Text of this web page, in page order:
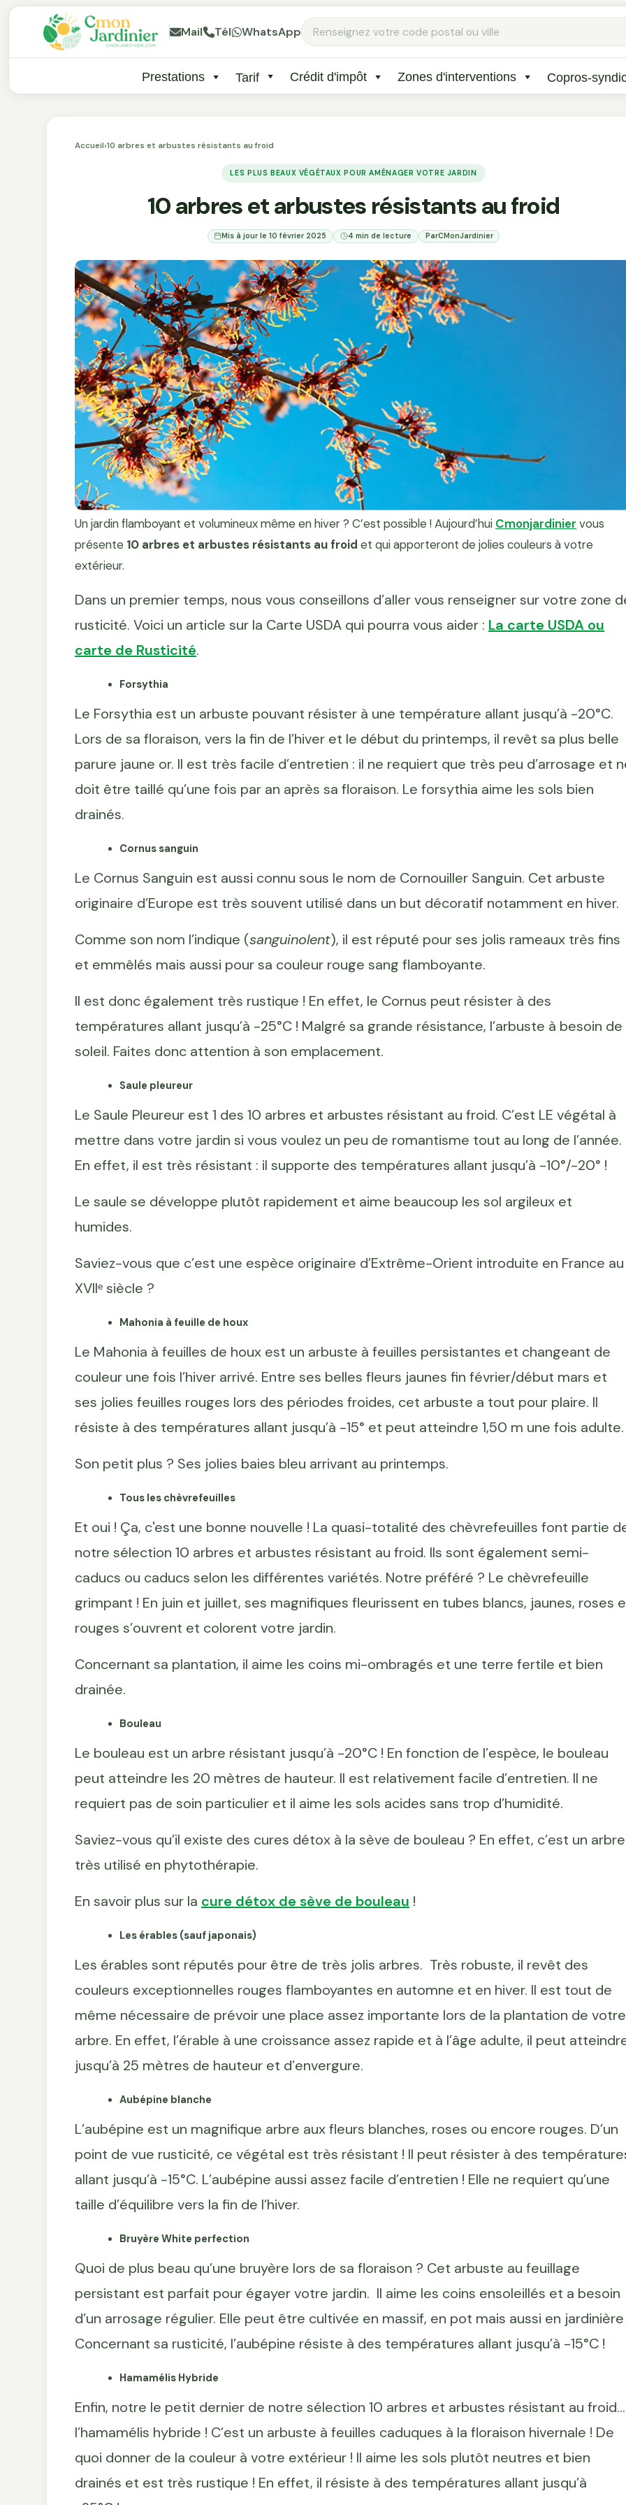
Mail Tél WhatsApp
Rechercher
:
Prestations Tarif Crédit d'impôt Zones d'interventions Copros-
Accueil›10 arbres et arbustes résistants au froid
LES PLUS BEAUX VÉGÉTAUX POUR AMÉNAGER VOTRE JARDIN
10 arbres et arbustes résistants au froid
Mis à jour le 10 février 2025 4 min de lecture ParCMonJardinier
Un jardin flamboyant et volumineux même en hiver ? C’est possible ! Aujourd’hui Cmonjardinier vous
présente 10 arbres et arbustes résistants au froid et qui apporteront de jolies couleurs à votre
extérieur.
Dans un premier temps, nous vous conseillons d’aller vous renseigner sur votre zone
rusticité. Voici un article sur la Carte USDA qui pourra vous aider : La carte USDA ou
carte de Rusticité.
Forsythia
Le Forsythia est un arbuste pouvant résister à une température allant jusqu’à -20°C.
Lors de sa floraison, vers la fin de l’hiver et le début du printemps, il revêt sa plus belle
parure jaune or. Il est très facile d’entretien : il ne requiert que très peu d’arrosage et
doit être taillé qu’une fois par an après sa floraison. Le forsythia aime les sols bien
drainés.
Cornus sanguin
Le Cornus Sanguin est aussi connu sous le nom de Cornouiller Sanguin. Cet arbuste
originaire d’Europe est très souvent utilisé dans un but décoratif notamment en hiver.
Comme son nom l’indique (sanguinolent), il est réputé pour ses jolis rameaux très fins
et emmêlés mais aussi pour sa couleur rouge sang flamboyante.
Il est donc également très rustique ! En effet, le Cornus peut résister à des
températures allant jusqu’à -25°C ! Malgré sa grande résistance, l’arbuste à besoin de
soleil. Faites donc attention à son emplacement.
Saule pleureur
Le Saule Pleureur est 1 des 10 arbres et arbustes résistant au froid. C’est LE végétal à
mettre dans votre jardin si vous voulez un peu de romantisme tout au long de l’année.
En effet, il est très résistant : il supporte des températures allant jusqu’à -10°/-20° !
Le saule se développe plutôt rapidement et aime beaucoup les sol argileux et
humides.
Saviez-vous que c’est une espèce originaire d’Extrême-Orient introduite en France au
XVIIᵉ siècle ?
Mahonia à feuille de houx
Le Mahonia à feuilles de houx est un arbuste à feuilles persistantes et changeant de
couleur une fois l’hiver arrivé. Entre ses belles fleurs jaunes fin février/début mars et
ses jolies feuilles rouges lors des périodes froides, cet arbuste a tout pour plaire. Il
résiste à des températures allant jusqu’à -15° et peut atteindre 1,50 m une fois adulte.
Son petit plus ? Ses jolies baies bleu arrivant au printemps.
Tous les chèvrefeuilles
Et oui ! Ça, c'est une bonne nouvelle ! La quasi-totalité des chèvrefeuilles font partie
notre sélection 10 arbres et arbustes résistant au froid. Ils sont également semi-
caducs ou caducs selon les différentes variétés. Notre préféré ? Le chèvrefeuille
grimpant ! En juin et juillet, ses magnifiques fleurissent en tubes blancs, jaunes, roses
rouges s’ouvrent et colorent votre jardin.
Concernant sa plantation, il aime les coins mi-ombragés et une terre fertile et bien
drainée.
Bouleau
Le bouleau est un arbre résistant jusqu’à -20°C ! En fonction de l’espèce, le bouleau
peut atteindre les 20 mètres de hauteur. Il est relativement facile d’entretien. Il ne
requiert pas de soin particulier et il aime les sols acides sans trop d’humidité.
Saviez-vous qu’il existe des cures détox à la sève de bouleau ? En effet, c’est un arbre
très utilisé en phytothérapie.
En savoir plus sur la cure détox de sève de bouleau !
Les érables (sauf japonais)
Les érables sont réputés pour être de très jolis arbres. Très robuste, il revêt des
couleurs exceptionnelles rouges flamboyantes en automne et en hiver. Il est tout de
même nécessaire de prévoir une place assez importante lors de la plantation de votre
arbre. En effet, l’érable à une croissance assez rapide et à l’âge adulte, il peut
jusqu’à 25 mètres de hauteur et d’envergure.
Aubépine blanche
L’aubépine est un magnifique arbre aux fleurs blanches, roses ou encore rouges. D’un
point de vue rusticité, ce végétal est très résistant ! Il peut résister à des
allant jusqu’à -15°C. L’aubépine aussi assez facile d’entretien ! Elle ne requiert qu’une
taille d’équilibre vers la fin de l’hiver.
Bruyère White perfection
Quoi de plus beau qu’une bruyère lors de sa floraison ? Cet arbuste au feuillage
persistant est parfait pour égayer votre jardin. Il aime les coins ensoleillés et a besoin
d’un arrosage régulier. Elle peut être cultivée en massif, en pot mais aussi en jardinière
Concernant sa rusticité, l’aubépine résiste à des températures allant jusqu’à -15°C !
Hamamélis Hybride
Enfin, notre le petit dernier de notre sélection 10 arbres et arbustes résistant au froid...
l’hamamélis hybride ! C’est un arbuste à feuilles caduques à la floraison hivernale ! De
quoi donner de la couleur à votre extérieur ! Il aime les sols plutôt neutres et bien
drainés et est très rustique ! En effet, il résiste à des températures allant jusqu’à